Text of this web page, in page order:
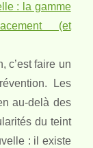
: la gamme
(et
c’est faire un
Les
au-delà des
du teint
: il existe